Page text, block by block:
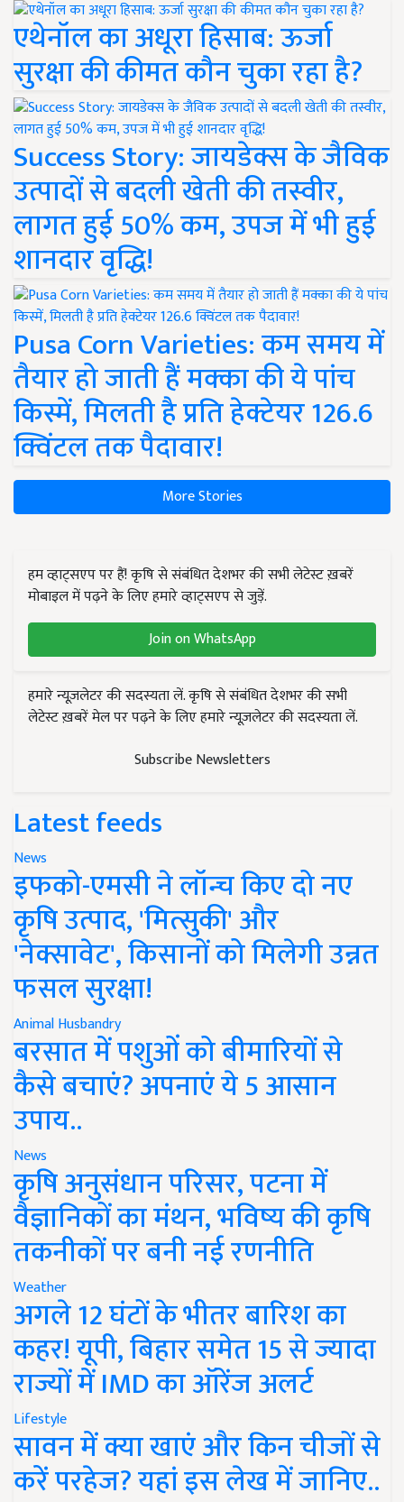
एथेनॉल का अधूरा हिसाब: ऊर्जा
सुरक्षा की कीमत कौन चुका रहा है?
Success Story: जायडेक्स के जैविक
उत्पादों से बदली खेती की तस्वीर,
लागत हुई 50% कम, उपज में भी हुई
शानदार वृद्धि!
Pusa Corn Varieties: कम समय में
तैयार हो जाती हैं मक्का की ये पांच
किस्में, मिलती है प्रति हेक्टेयर 126.6
क्विंटल तक पैदावार!
More Stories
हम व्हाट्सएप पर हैं! कृषि से संबंधित देशभर की सभी लेटेस्ट ख़बरें
मोबाइल में पढ़ने के लिए हमारे व्हाट्सएप से जुड़ें.
Join on WhatsApp
हमारे न्यूज़लेटर की सदस्यता लें. कृषि से संबंधित देशभर की सभी
लेटेस्ट ख़बरें मेल पर पढ़ने के लिए हमारे न्यूज़लेटर की सदस्यता लें.
Subscribe Newsletters
Latest feeds
News
इफको-एमसी ने लॉन्च किए दो नए
कृषि उत्पाद, 'मित्सुकी' और
'नेक्सावेट', किसानों को मिलेगी उन्नत
फसल सुरक्षा!
Animal Husbandry
बरसात में पशुओं को बीमारियों से
कैसे बचाएं? अपनाएं ये 5 आसान
उपाय..
News
कृषि अनुसंधान परिसर, पटना में
वैज्ञानिकों का मंथन, भविष्य की कृषि
तकनीकों पर बनी नई रणनीति
Weather
अगले 12 घंटों के भीतर बारिश का
कहर! यूपी, बिहार समेत 15 से ज्यादा
राज्यों में IMD का ऑरेंज अलर्ट
Lifestyle
सावन में क्या खाएं और किन चीजों से
करें परहेज? यहां इस लेख में जानिए..